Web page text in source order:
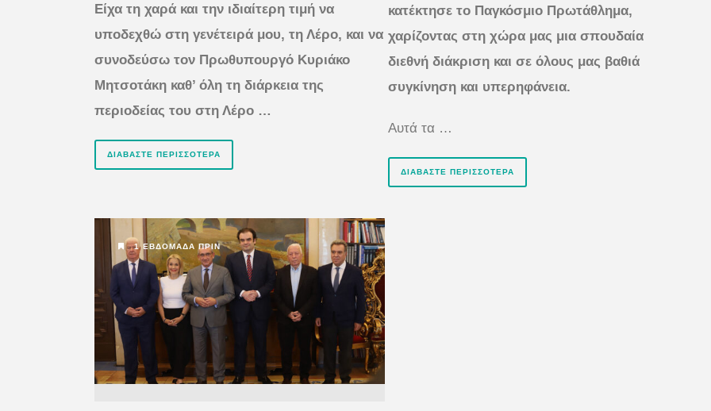
Είχα τη χαρά και την ιδιαίτερη τιμή να
υποδεχθώ στη γενέτειρά μου, τη Λέρο, και να
συνοδεύσω τον Πρωθυπουργό Κυριάκο
Μητσοτάκη καθ’ όλη τη διάρκεια της
περιοδείας του στη Λέρο …
ΔΙΑΒΆΣΤΕ ΠΕΡΙΣΣΌΤΕΡΑ
κατέκτησε το Παγκόσμιο Πρωτάθλημα,
χαρίζοντας στη χώρα μας μια σπουδαία
διεθνή διάκριση και σε όλους μας βαθιά
συγκίνηση και υπερηφάνεια.
Αυτά τα …
ΔΙΑΒΆΣΤΕ ΠΕΡΙΣΣΌΤΕΡΑ
1 ΕΒΔΟΜΆΔΑ ΠΡΙΝ